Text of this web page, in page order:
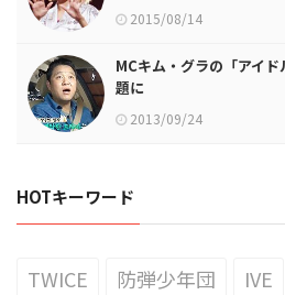
2015/08/14
MCキム・グラの「アイ
題に
2013/09/24
HOTキーワード
TWICE 防弾少年団 IVE